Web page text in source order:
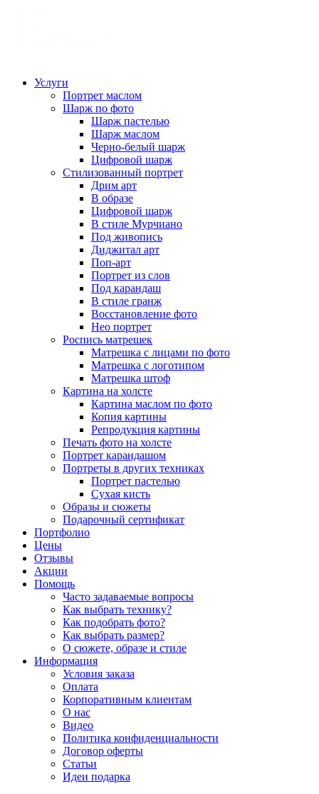
Услуги
Портрет маслом
Шарж по фото
Шарж пастелью
Шарж маслом
Черно-белый шарж
Цифровой шарж
Стилизованный портрет
Дрим арт
В образе
Цифровой шарж
В стиле Мурчиано
Под живопись
Диджитал арт
Поп-арт
Портрет из слов
Под карандаш
В стиле гранж
Восстановление фото
Нео портрет
Роспись матрешек
Матрешка с лицами по фото
Матрешка с логотипом
Матрешка штоф
Картина на холсте
Картина маслом по фото
Копия картины
Репродукция картины
Печать фото на холсте
Портрет карандашом
Портреты в других техниках
Портрет пастелью
Сухая кисть
Образы и сюжеты
Подарочный сертификат
Портфолио
Цены
Отзывы
Акции
Помощь
Часто задаваемые вопросы
Как выбрать технику?
Как подобрать фото?
Как выбрать размер?
О сюжете, образе и стиле
Информация
Условия заказа
Оплата
Корпоративным клиентам
О нас
Видео
Политика конфиденциальности
Договор оферты
Статьи
Идеи подарка